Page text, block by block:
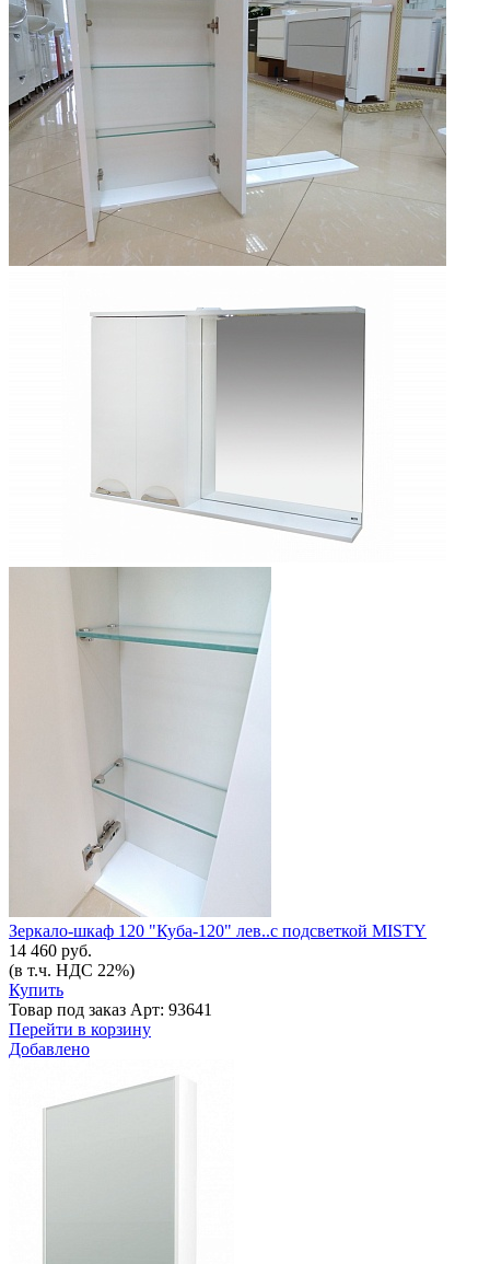
Зеркало-шкаф 120 "Куба-120" лев..с подсветкой MISTY
14 460 руб.
(в т.ч. НДС 22%)
Купить
Товар под заказ Арт: 93641
Перейти в корзину
Добавлено